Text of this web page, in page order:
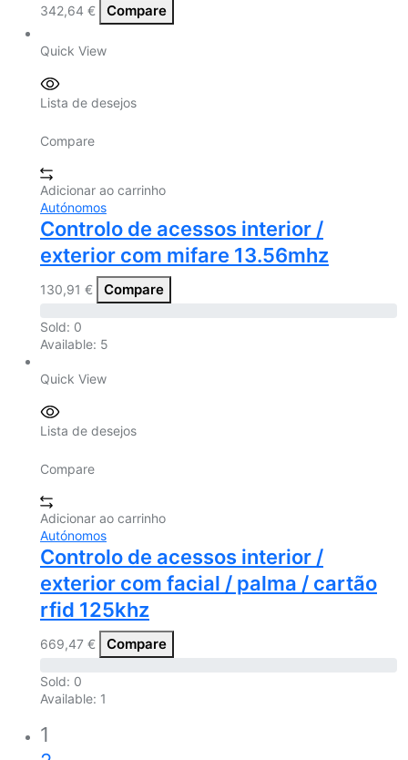
342,64 € Compare
Quick View
Lista de desejos
Compare
Adicionar ao carrinho
Autónomos
Controlo de acessos interior /
exterior com mifare 13.56mhz
130,91 € Compare
Sold: 0
Available: 5
Quick View
Lista de desejos
Compare
Adicionar ao carrinho
Autónomos
Controlo de acessos interior /
exterior com facial / palma / cartão
rfid 125khz
669,47 € Compare
Sold: 0
Available: 1
1